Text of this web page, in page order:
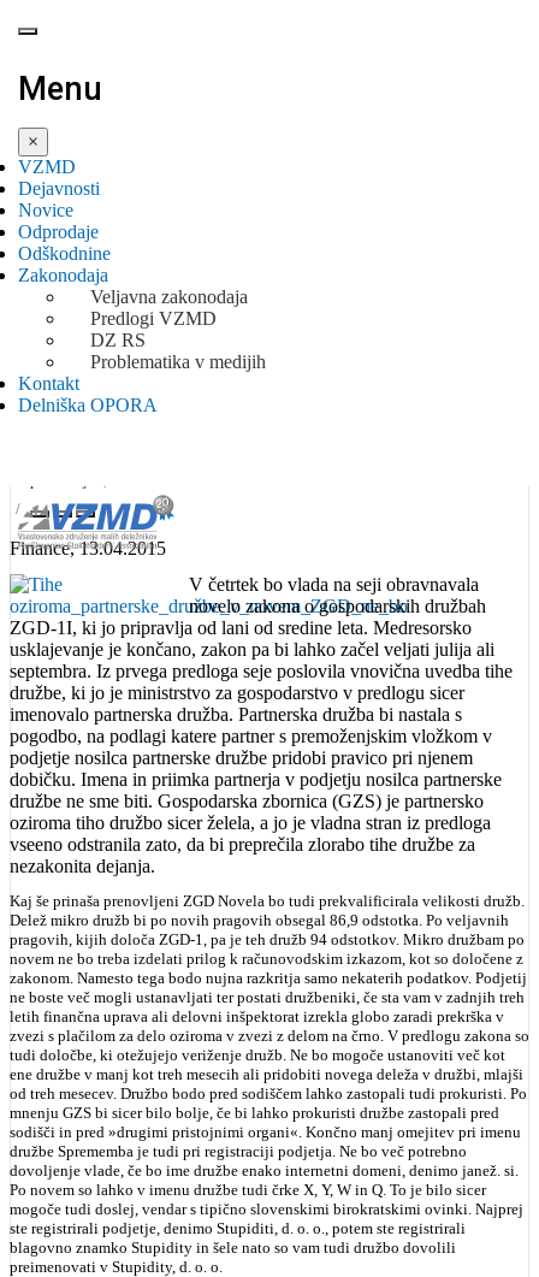
Menu
×
VZMD
Dejavnosti
Novice
Odprodaje
Odškodnine
Zakonodaja
Veljavna zakonodaja
Predlogi VZMD
DZ RS
Problematika v medijih
Kontakt
Delniška OPORA
NAHAJATE SE:
ZAKONODAJA
PROBLEMATIKA V MEDIJIH
TIHE OZIROMA PARTNERSKE DRUŽBE V NOVEM ZGD NE BO
Tihe oziroma partnerske družbe v
Finance, 13.04.2015
V četrtek bo vlada na seji obravnavala
novelo zakona o gospodarskih družbah
ZGD-1I, ki jo pripravlja od lani od sredine leta. Medresorsko
usklajevanje je končano, zakon pa bi lahko začel veljati julija ali
septembra. Iz prvega predloga seje poslovila vnovična uvedba tihe
družbe, ki jo je ministrstvo za gospodarstvo v predlogu sicer
imenovalo partnerska družba. Partnerska družba bi nastala s
pogodbo, na podlagi katere partner s premoženjskim vložkom v
podjetje nosilca partnerske družbe pridobi pravico pri njenem
dobičku. Imena in priimka partnerja v podjetju nosilca partnerske
družbe ne sme biti. Gospodarska zbornica (GZS) je partnersko
oziroma tiho družbo sicer želela, a jo je vladna stran iz predloga
vseeno odstranila zato, da bi preprečila zlorabo tihe družbe za
nezakonita dejanja.
Kaj še prinaša prenovljeni ZGD Novela bo tudi prekvalificirala velikosti družb.
Delež mikro družb bi po novih pragovih obsegal 86,9 odstotka. Po veljavnih
pragovih, kijih določa ZGD-1, pa je teh družb 94 odstotkov. Mikro družbam po
novem ne bo treba izdelati prilog k računovodskim izkazom, kot so določene z
zakonom. Namesto tega bodo nujna razkritja samo nekaterih podatkov. Podjetij
ne boste več mogli ustanavljati ter postati družbeniki, če sta vam v zadnjih treh
letih finančna uprava ali delovni inšpektorat izrekla globo zaradi prekrška v
zvezi s plačilom za delo oziroma v zvezi z delom na črno. V predlogu zakona so
tudi določbe, ki otežujejo veriženje družb. Ne bo mogoče ustanoviti več kot
ene družbe v manj kot treh mesecih ali pridobiti novega deleža v družbi, mlajši
od treh mesecev. Družbo bodo pred sodiščem lahko zastopali tudi prokuristi. Po
mnenju GZS bi sicer bilo bolje, če bi lahko prokuristi družbe zastopali pred
sodišči in pred »drugimi pristojnimi organi«. Končno manj omejitev pri imenu
družbe Sprememba je tudi pri registraciji podjetja. Ne bo več potrebno
dovoljenje vlade, če bo ime družbe enako internetni domeni, denimo janež. si.
Po novem so lahko v imenu družbe tudi črke X, Y, W in Q. To je bilo sicer
mogoče tudi doslej, vendar s tipično slovenskimi birokratskimi ovinki. Najprej
ste registrirali podjetje, denimo Stupiditi, d. o. o., potem ste registrirali
blagovno znamko Stupidity in šele nato so vam tudi družbo dovolili
preimenovati v Stupidity, d. o. o.